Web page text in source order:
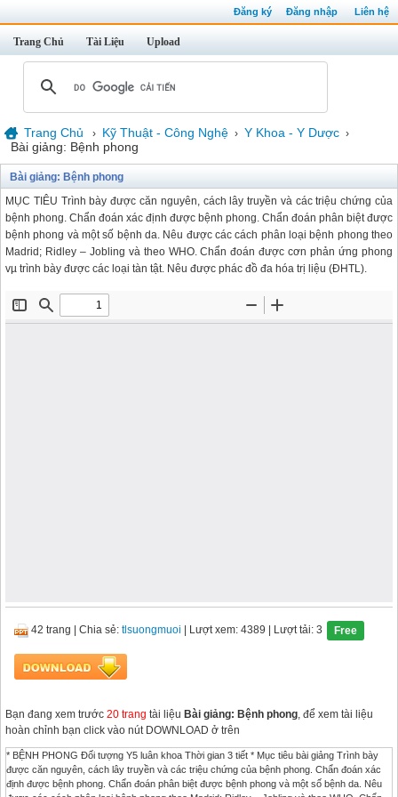
Đăng ký Đăng nhập Liên hệ
Trang Chủ Tài Liệu Upload
Trang Chủ › Kỹ Thuật - Công Nghệ › Y Khoa - Y Dược ›
Bài giảng: Bệnh phong
Bài giảng: Bệnh phong
MỤC TIÊU Trình bày được căn nguyên, cách lây truyền và các triệu chứng của
bệnh phong. Chẩn đoán xác định được bệnh phong. Chẩn đoán phân biệt được
bệnh phong và một số bệnh da. Nêu được các cách phân loại bệnh phong theo
Madrid; Ridley – Jobling và theo WHO. Chẩn đoán được cơn phản ứng phong
vµ trình bày được các loại tàn tật. Nêu được phác đồ đa hóa trị liệu (ĐHTL).
42 trang Chia sẻ: tlsuongmuoi | Lượt xem: 4389 | Lượt tải: 3 Free
Bạn đang xem trước 20 trang tài liệu Bài giảng: Bệnh phong, để xem tài liệu
hoàn chỉnh bạn click vào nút DOWNLOAD ở trên
* BỆNH PHONG Đối tượng Y5 luân khoa Thời gian 3 tiết * Mục tiêu bài giảng Trình bày
được căn nguyên, cách lây truyền và các triệu chứng của bệnh phong. Chẩn đoán xác
định được bệnh phong. Chẩn đoán phân biệt được bệnh phong và một số bệnh da. Nêu